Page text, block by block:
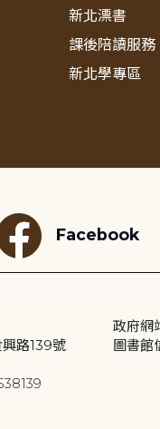
新北漂書
課後陪讀服務
新北學專區
Facebook
路139號
政府網
圖書